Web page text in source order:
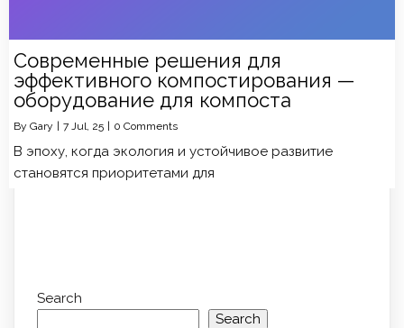
Современные решения для
эффективного компостирования —
оборудование для компоста
By Gary | 7 Jul, 25 | 0 Comments
В эпоху, когда экология и устойчивое развитие
становятся приоритетами для
Search
Search